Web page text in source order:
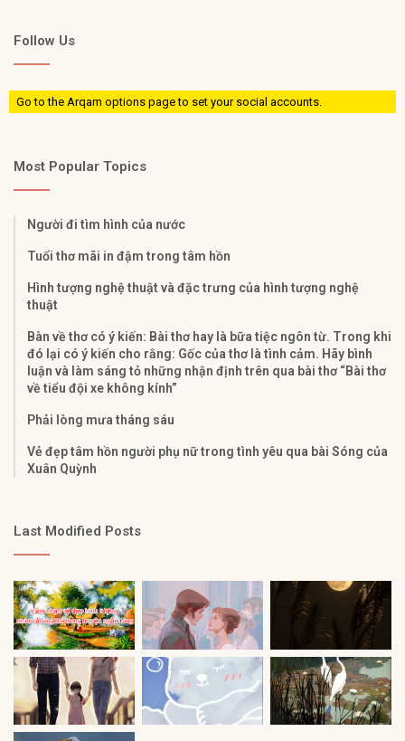
Follow Us
Go to the Arqam options page to set your social accounts.
Most Popular Topics
Người đi tìm hình của nước
Tuổi thơ mãi in đậm trong tâm hồn
Hình tượng nghệ thuật và đặc trưng của hình tượng nghệ
thuật
Bàn về thơ có ý kiến: Bài thơ hay là bữa tiệc ngôn từ. Trong khi
đó lại có ý kiến cho rằng: Gốc của thơ là tình cảm. Hãy bình
luận và làm sáng tỏ những nhận định trên qua bài thơ “Bài thơ
về tiểu đội xe không kính”
Phải lòng mưa tháng sáu
Vẻ đẹp tâm hồn người phụ nữ trong tình yêu qua bài Sóng của
Xuân Quỳnh
Last Modified Posts